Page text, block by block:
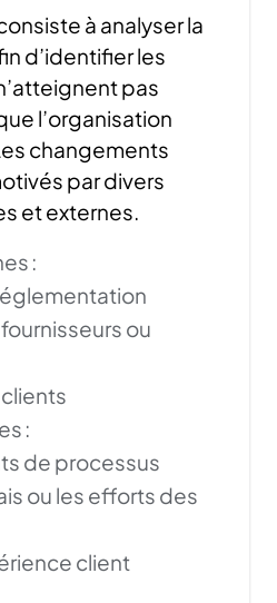
à analyser la
d’identifier les
pas
l’organisation
changements
par divers
et externes.
:
ou
:
de processus
ou les efforts des
client